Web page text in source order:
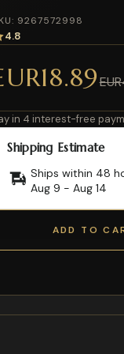
9267572998
4.8
in 4 interest-free
Shipping Estimate
Ships within 48
Aug 9 -Aug 14
ADD TO